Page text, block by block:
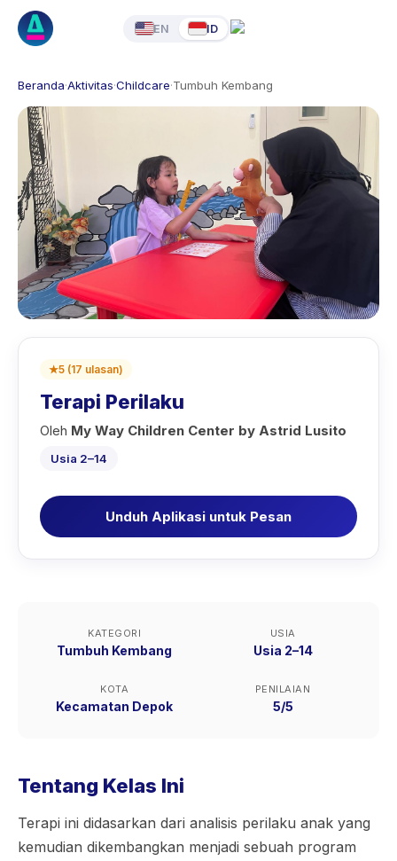
EN ID
Beranda·Aktivitas·Childcare·Tumbuh Kembang
★5 (17 ulasan)
Terapi Perilaku
Oleh My Way Children Center by Astrid Lusito
Usia 2–14
Unduh Aplikasi untuk Pesan
KATEGORI
Tumbuh Kembang
USIA
Usia 2–14
KOTA
Kecamatan Depok
PENILAIAN
5/5
Tentang Kelas Ini
Terapi ini didasarkan dari analisis perilaku anak yang
kemudian dikembangkan menjadi sebuah program